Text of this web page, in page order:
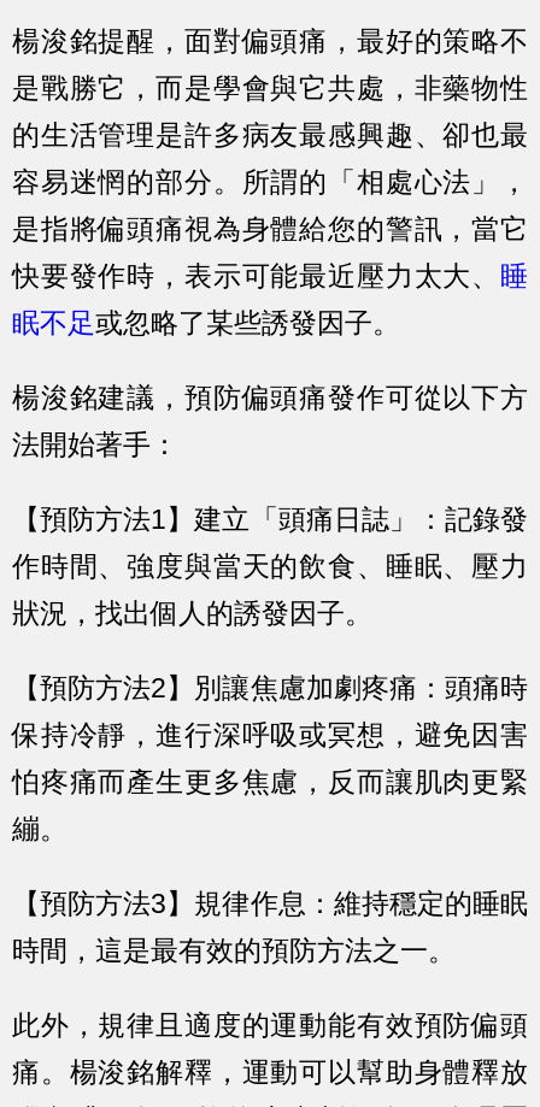
楊浚銘提醒，面對偏頭痛，最好的策略不
是戰勝它，而是學會與它共處，非藥物性
的生活管理是許多病友最感興趣、卻也最
容易迷惘的部分。所謂的「相處心法」，
是指將偏頭痛視為身體給您的警訊，當它
快要發作時，表示可能最近壓力太大、 睡
眠不足或忽略了某些誘發因子。
楊浚銘建議，預防偏頭痛發作可從以下方
法開始著手：
【預防方法1】建立「頭痛日誌」：記錄發
作時間、強度與當天的飲食、睡眠、壓力
狀況，找出個人的誘發因子。
【預防方法2】別讓焦慮加劇疼痛：頭痛時
保持冷靜，進行深呼吸或冥想，避免因害
怕疼痛而產生更多焦慮，反而讓肌肉更緊
繃。
【預防方法3】規律作息： 維持穩定的睡眠
時間，這是最有效的預防方法之一。
此外，規律且適度的運動能有效預防偏頭
痛。楊浚銘解釋，運動可以幫助身體釋放